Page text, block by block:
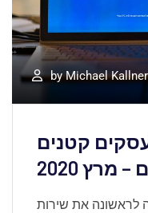
byMichael Kallner
קטנים
– מרץ 2020
לראשונה את שירות